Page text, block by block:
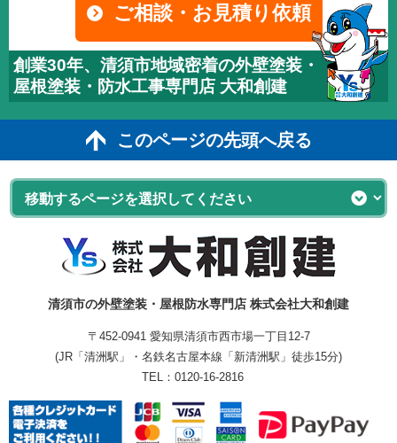
ご相談・お見積り依頼
創業30年、清須市地域密着の外壁塗装・
屋根塗装・防水工事専門店 大和創建
このページの先頭へ戻る
清須市の外壁塗装・屋根防水専門店 株式会社大和創建
〒452-0941 愛知県清須市西市場一丁目12-7
(JR「清洲駅」・名鉄名古屋本線「新清洲駅」徒歩15分)
TEL： 0120-16-2816